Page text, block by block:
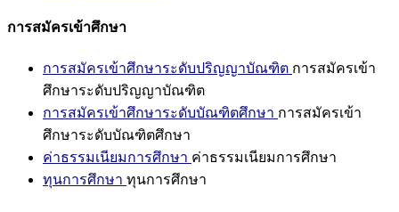
การสมัครเข้าศึกษา
การสมัครเข้าศึกษาระดับปริญญาบัณฑิต การสมัครเข้า
ศึกษาระดับปริญญาบัณฑิต
การสมัครเข้าศึกษาระดับบัณฑิตศึกษา การสมัครเข้า
ศึกษาระดับบัณฑิตศึกษา
ค่าธรรมเนียมการศึกษา ค่าธรรมเนียมการศึกษา
ทุนการศึกษา ทุนการศึกษา